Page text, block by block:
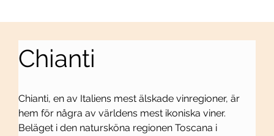
Chianti
Chianti, en av Italiens mest älskade vinregioner, är
hem för några av världens mest ikoniska viner.
Beläget i den natursköna regionen Toscana i